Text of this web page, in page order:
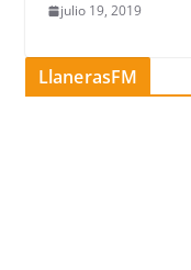
julio 19, 2019
LlanerasFM